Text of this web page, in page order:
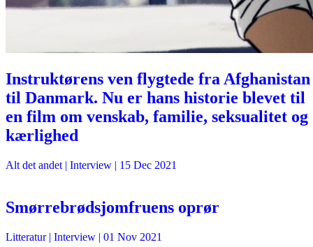
Instruktørens ven flygtede fra Afghanistan
til Danmark. Nu er hans historie blevet til
en film om venskab, familie, seksualitet og
kærlighed
Alt det andet | Interview | 15 Dec 2021
Smørrebrødsjomfruens oprør
Litteratur| Interview | 01 Nov 2021